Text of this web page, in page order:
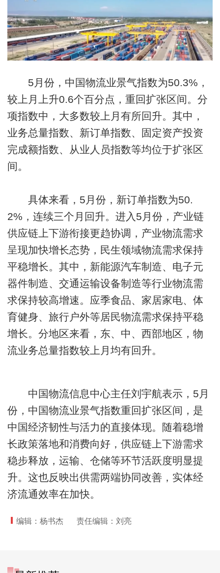
5月份，中国物流业景气指数为50.3%，
较上月上升0.6个百分点，重回扩张区间。分
项指数中，大多数较上月有所回升。其中，
业务总量指数、新订单指数、固定资产投资
完成额指数、从业人员指数等均位于扩张区
间。
具体来看，5月份，新订单指数为50.
2%，连续三个月回升。进入5月份，产业链
供应链上下游衔接更趋协调，产业物流需求
呈现加快增长态势，民生领域物流需求保持
平稳增长。其中，新能源汽车制造、电子元
器件制造、交通运输设备制造等行业物流需
求保持较高增速。应季食品、家居家电、体
育健身、旅行户外等居民物流需求保持平稳
增长。分地区来看，东、中、西部地区，物
流业务总量指数较上月均有回升。
中国物流信息中心主任刘宇航表示，5月
份，中国物流业景气指数重回扩张区间，是
中国经济韧性与活力的直接体现。随着稳增
长政策落地和消费向好，供应链上下游需求
稳步释放，运输、仓储等环节活跃度明显提
升。这也反映出供需两端协同改善，实体经
济流通效率在加快。
编辑：杨书杰 责任编辑：刘亮